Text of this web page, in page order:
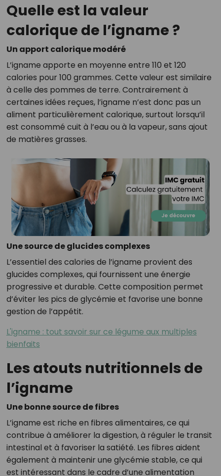
Quelle est la valeur
calorique de l’igname ?
Un apport calorique modéré
L’igname apporte en moyenne entre 110 et 120
calories pour 100 grammes. Cette valeur est similaire
à celle des pommes de terre. Contrairement à
certaines idées reçues, l’igname n’est donc pas un
aliment particulièrement calorique, surtout lorsqu’il
est consommé cuit à l’eau ou à la vapeur, sans ajout
de matières grasses.
Une source de glucides complexes
L’essentiel des calories de l’igname provient des
glucides complexes, qui fournissent une énergie
progressive et durable. Cette composition permet
d’éviter les pics de glycémie et favorise une bonne
gestion de l’appétit.
L'igname : tout savoir sur ce légume aux multiples
bienfaits
Les atouts nutritionnels de
l’igname
Une bonne source de fibres
L’igname est riche en fibres alimentaires, ce qui
contribue à améliorer la digestion, à réguler le transit
intestinal et à favoriser la satiété. Les fibres aident
également à maintenir une glycémie stable, ce qui
est intéressant dans le cadre d’une alimentation